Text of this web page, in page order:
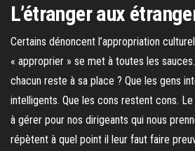
L’étranger aux
Certains dénoncent l’appropriation
« approprier » se met à toutes les
chacun reste à sa place ? Que les gens
intelligents. Que les cons restent cons.
à gérer pour nos dirigeants qui nous
répètent à quel point il leur faut faire